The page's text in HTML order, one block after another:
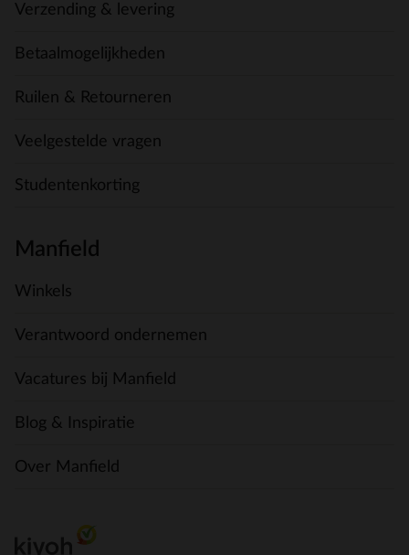
Verzending & levering
Betaalmogelijkheden
Ruilen & Retourneren
Veelgestelde vragen
Studentenkorting
Manfield
Winkels
Verantwoord ondernemen
Vacatures bij Manfield
Blog & Inspiratie
Over Manfield